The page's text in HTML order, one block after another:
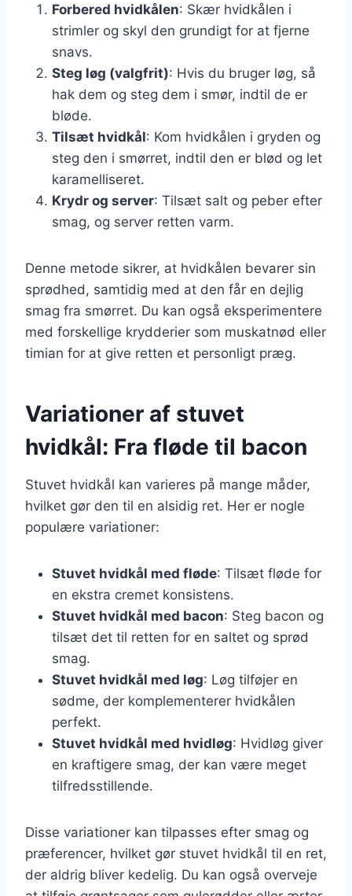
Forbered hvidkålen: Skær hvidkålen i
strimler og skyl den grundigt for at fjerne
snavs.
Steg løg (valgfrit): Hvis du bruger løg, så
hak dem og steg dem i smør, indtil de er
bløde.
Tilsæt hvidkål: Kom hvidkålen i gryden og
steg den i smørret, indtil den er blød og let
karamelliseret.
Krydr og server: Tilsæt salt og peber efter
smag, og server retten varm.
Denne metode sikrer, at hvidkålen bevarer sin
sprødhed, samtidig med at den får en dejlig
smag fra smørret. Du kan også eksperimentere
med forskellige krydderier som muskatnød eller
timian for at give retten et personligt præg.
Variationer af stuvet
hvidkål: Fra fløde til bacon
Stuvet hvidkål kan varieres på mange måder,
hvilket gør den til en alsidig ret. Her er nogle
populære variationer:
Stuvet hvidkål med fløde: Tilsæt fløde for
en ekstra cremet konsistens.
Stuvet hvidkål med bacon: Steg bacon og
tilsæt det til retten for en saltet og sprød
smag.
Stuvet hvidkål med løg: Løg tilføjer en
sødme, der komplementerer hvidkålen
perfekt.
Stuvet hvidkål med hvidløg: Hvidløg giver
en kraftigere smag, der kan være meget
tilfredsstillende.
Disse variationer kan tilpasses efter smag og
præferencer, hvilket gør stuvet hvidkål til en ret,
der aldrig bliver kedelig. Du kan også overveje